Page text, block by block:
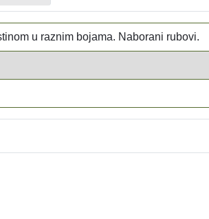
u raznim bojama. Naborani rubovi.